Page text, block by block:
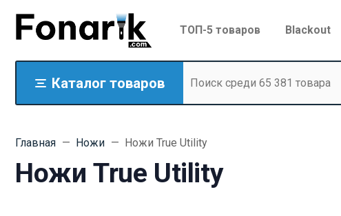
ТОП-5 товаров Blackout
Каталог товаров
Главная Ножи Ножи True Utility
Ножи True Utility